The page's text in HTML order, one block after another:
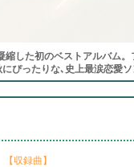
縮した初のベストアルバム
ぴったりな､史上最涙恋愛
【収録曲】